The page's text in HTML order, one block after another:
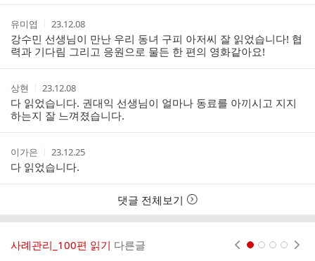
작
성
자
유미엽
작
성
시
간
23.12.08
강수민 선생님이 만난 우리 동녀 구피 아저씨 잘 읽었습니다! 협
력과 기다림 그리고 응원으로 물든 한 편의 영화같아요!
작
성
자
상현
작
성
시
간
23.12.08
다 읽었습니다. 권대익 선생님이 얼마나 동료를 아끼시고 지지
하는지 잘 느껴졌습니다.
작
성
자
이가은
작
성
시
간
23.12.25
다 읽었습니다.
댓글 전체보기
사례관리_100편 읽기 다른글